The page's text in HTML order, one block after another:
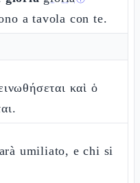
a tavola con te.
καὶ ὁ
umiliato, e chi si